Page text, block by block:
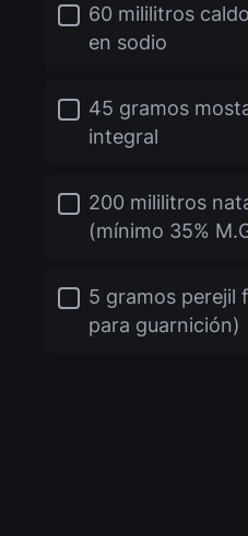
60 mililitros
en sodio
45 gramos
integral
200 mililitros
(mínimo 35%
5 gramos perejil
para guarnición)